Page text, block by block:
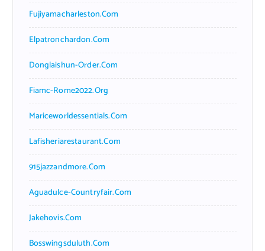
Fujiyamacharleston.com
Elpatronchardon.com
Donglaishun-Order.com
Fiamc-Rome2022.org
Mariceworldessentials.com
Lafisheriarestaurant.com
915jazzandmore.com
Aguadulce-Countryfair.com
Jakehovis.com
Bosswingsduluth.com